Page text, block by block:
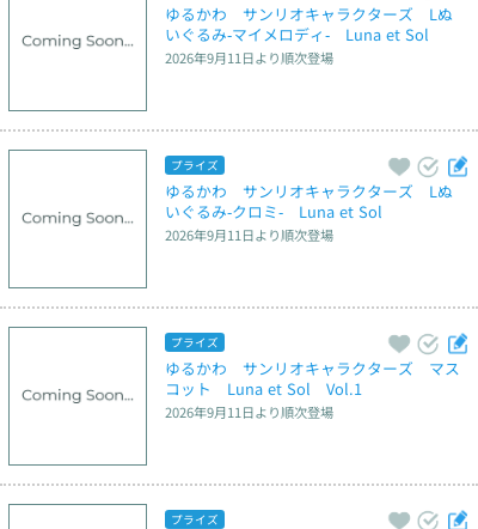
ゆるかわ　サンリオキャラクターズ　Lぬ
いぐるみ‐マイメロディ‐　Luna et Sol
2026年9月11日より順次登場
プライズ
ゆるかわ　サンリオキャラクターズ　Lぬ
いぐるみ‐クロミ‐　Luna et Sol
2026年9月11日より順次登場
プライズ
ゆるかわ　サンリオキャラクターズ　マス
コット　Luna et Sol　Vol.1
2026年9月11日より順次登場
プライズ